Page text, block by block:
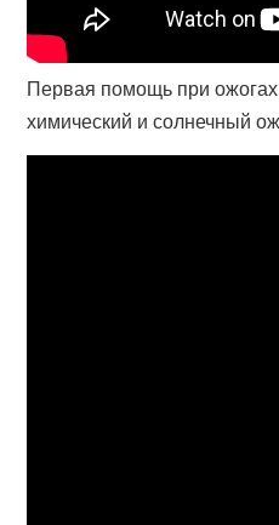
Первая помощь при ожогах
химический и солнечный